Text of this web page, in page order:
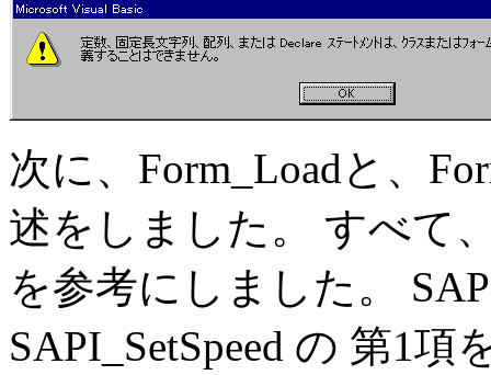
次に、Form_Loadと、
述をしました。 すべて
を参考にしました。
SAPI_SetSpeed の 第1